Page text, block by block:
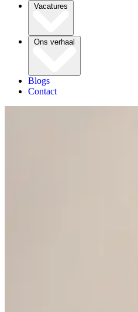
Vacatures
Ons verhaal
Blogs
Contact